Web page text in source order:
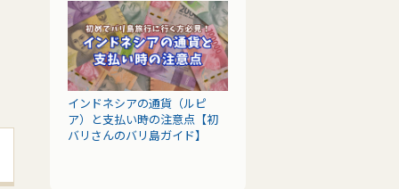
インドネシアの通貨（ルピ
ア）と支払い時の注意点【初
バリさんのバリ島ガイド】